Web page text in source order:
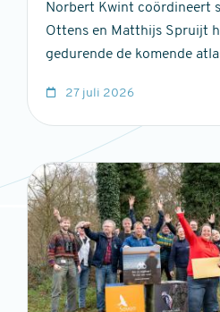
Norbert Kwint coördineert
Ottens en Matthijs Spruijt
gedurende de komende
27 juli 2026